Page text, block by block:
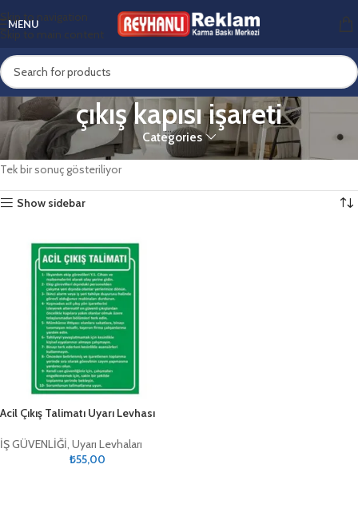
Skip to navigation
Skip to main content
MENU
çıkış kapısı işareti
Categories
Ana Sayfa Ürünler “çıkış kapısı işareti” olarak etiketlendi
Tek bir sonuç gösteriliyor
Show sidebar
Acil Çıkış Talimatı Uyarı Levhası
İŞ GÜVENLİĞİ, Uyarı Levhaları
₺55,00